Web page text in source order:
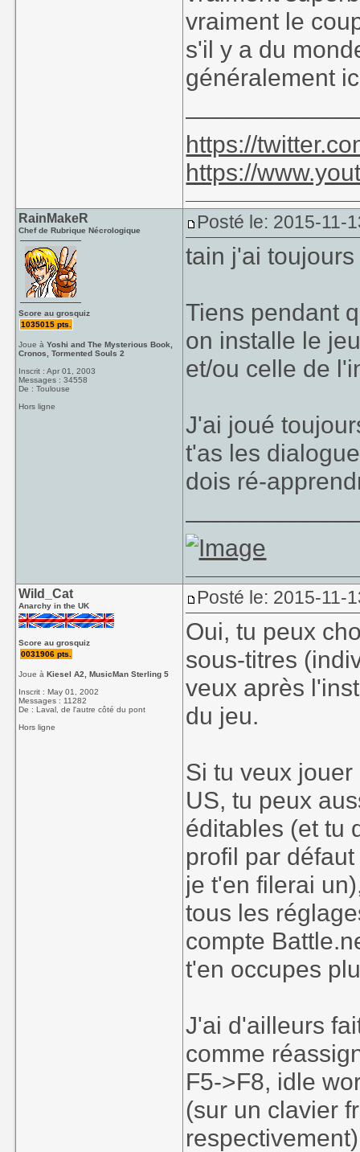
vraiment le
s'il y a du
généralement
https://
https://
RainMakeR
Chef de Rubrique Nécrologique
Score au grosquiz
1035015 pts.
Joue àYoshi and The Mysterious Book,
Cronos, Tormented Souls 2
Inscrit : Apr 01, 2003
Messages : 34558
De : Toulouse
Hors ligne
Posté le: 2015-11-
tain j'ai
Tiens pendant
on installe le
et/ou celle de
J'ai joué
t'as les
dois ré-
Wild_Cat
Anarchy in the UK
Score au grosquiz
0031906 pts.
Joue àKiesel A2, MusicMan Sterling 5
Inscrit : May 01, 2002
Messages : 11282
De : Laval, de l'autre côté du pont
Hors ligne
Posté le: 2015-11-
Oui, tu peux
sous-titres
veux après
du jeu.
Si tu veux
US, tu peux
éditables (et tu
profil par
je t'en filerai
tous les
compte
t'en occupes
J'ai d'ailleurs
comme
F5->F8, idle
(sur un clavier